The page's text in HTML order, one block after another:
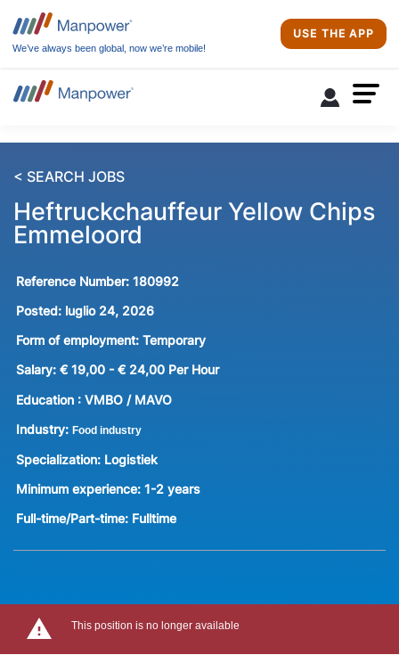
We’ve always been global, now we’re mobile!
USE THE APP
< SEARCH JOBS
Heftruckchauffeur Yellow Chips
Emmeloord
Reference Number: 180992
Posted: luglio 24, 2026
Form of employment: Temporary
Salary: € 19,00 - € 24,00 Per Hour
Education : VMBO / MAVO
Industry: Food industry
Specialization: Logistiek
Minimum experience: 1-2 years
Full-time/Part-time: Fulltime
This position is no longer available